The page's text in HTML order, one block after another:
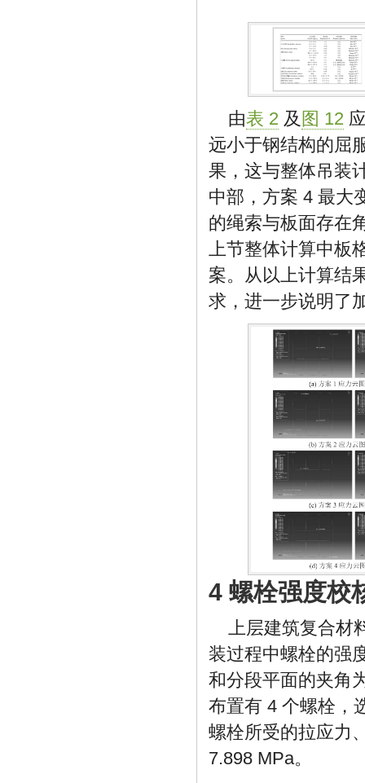
由表 2 及 图 12
远小于钢结构的屈
果，这与整体吊装
中部，方案 4 最大
的绳索与板面存在
上节整体计算中板
案。从以上计算结
求，进一步说明了
4 螺栓强度校
上层建筑复合材
装过程中螺栓的强
和分段平面的夹角
布置有 4 个螺栓，
螺栓所受的拉应力
7.898 MPa。